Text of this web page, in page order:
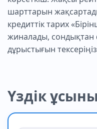
шарттарын
кредиттік тарих
жиналады, сондықтан
дұрыстығын
Үздік